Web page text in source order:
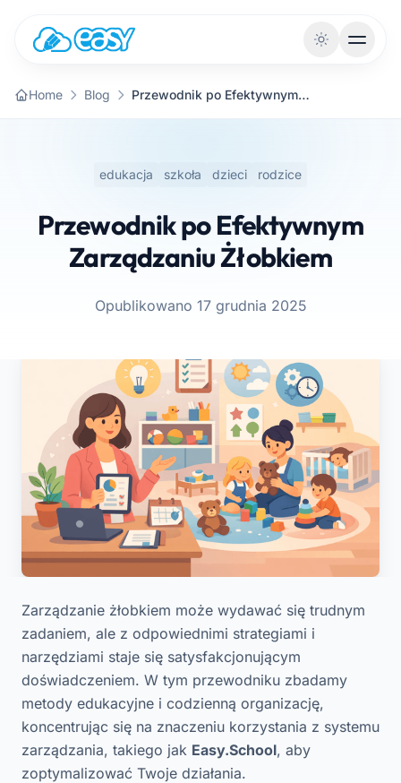
Home Blog Przewodnik po Efektywnym Zarządzaniu Żłobkiem
edukacja szkoła dzieci rodzice
Przewodnik po Efektywnym
Zarządzaniu Żłobkiem
Opublikowano 17 grudnia 2025
Zarządzanie żłobkiem może wydawać się trudnym
zadaniem, ale z odpowiednimi strategiami i
narzędziami staje się satysfakcjonującym
doświadczeniem. W tym przewodniku zbadamy
metody edukacyjne i codzienną organizację,
koncentrując się na znaczeniu korzystania z systemu
zarządzania, takiego jak Easy.School, aby
zoptymalizować Twoje działania.